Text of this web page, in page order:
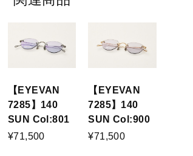
【EYEVAN
7285】140
SUN Col:801
¥71,500
【EYEVAN
7285】140
SUN Col:900
¥71,500